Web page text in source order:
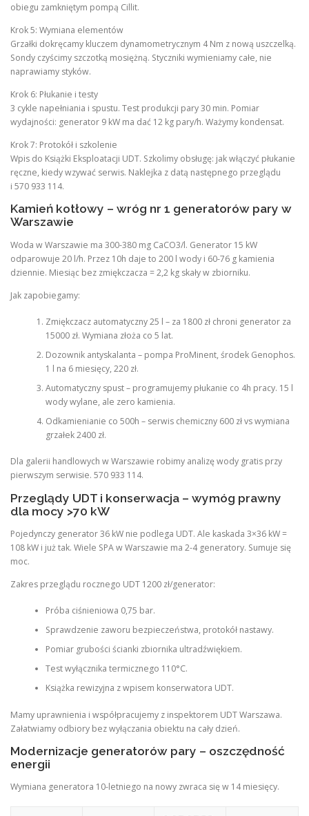
obiegu zamkniętym pompą Cillit.
Krok 5: Wymiana elementów
Grzałki dokręcamy kluczem dynamometrycznym 4 Nm z nową uszczelką.
Sondy czyścimy szczotką mosiężną. Styczniki wymieniamy całe, nie
naprawiamy styków.
Krok 6: Płukanie i testy
3 cykle napełniania i spustu. Test produkcji pary 30 min. Pomiar
wydajności: generator 9 kW ma dać 12 kg pary/h. Ważymy kondensat.
Krok 7: Protokół i szkolenie
Wpis do Książki Eksploatacji UDT. Szkolimy obsługę: jak włączyć płukanie
ręczne, kiedy wzywać serwis. Naklejka z datą następnego przeglądu
i 570 933 114.
Kamień kotłowy – wróg nr 1 generatorów pary w
Warszawie
Woda w Warszawie ma 300-380 mg CaCO3/l. Generator 15 kW
odparowuje 20 l/h. Przez 10h daje to 200 l wody i 60-76 g kamienia
dziennie. Miesiąc bez zmiękczacza = 2,2 kg skały w zbiorniku.
Jak zapobiegamy:
Zmiękczacz automatyczny 25 l – za 1800 zł chroni generator za
15000 zł. Wymiana złoża co 5 lat.
Dozownik antyskalanta – pompa ProMinent, środek Genophos.
1 l na 6 miesięcy, 220 zł.
Automatyczny spust – programujemy płukanie co 4h pracy. 15 l
wody wylane, ale zero kamienia.
Odkamienianie co 500h – serwis chemiczny 600 zł vs wymiana
grzałek 2400 zł.
Dla galerii handlowych w Warszawie robimy analizę wody gratis przy
pierwszym serwisie. 570 933 114.
Przeglądy UDT i konserwacja – wymóg prawny
dla mocy >70 kW
Pojedynczy generator 36 kW nie podlega UDT. Ale kaskada 3×36 kW =
108 kW i już tak. Wiele SPA w Warszawie ma 2-4 generatory. Sumuje się
moc.
Zakres przeglądu rocznego UDT 1200 zł/generator:
Próba ciśnieniowa 0,75 bar.
Sprawdzenie zaworu bezpieczeństwa, protokół nastawy.
Pomiar grubości ścianki zbiornika ultradźwiękiem.
Test wyłącznika termicznego 110°C.
Książka rewizyjna z wpisem konserwatora UDT.
Mamy uprawnienia i współpracujemy z inspektorem UDT Warszawa.
Załatwiamy odbiory bez wyłączania obiektu na cały dzień.
Modernizacje generatorów pary – oszczędność
energii
Wymiana generatora 10-letniego na nowy zwraca się w 14 miesięcy.